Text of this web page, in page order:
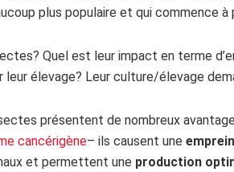
plus populaire et qui commence à
Quel est leur impact en terme
leur élevage? Leur culture/élevage
présentent de nombreux
cancérigène– ils causent une
et permettent une production